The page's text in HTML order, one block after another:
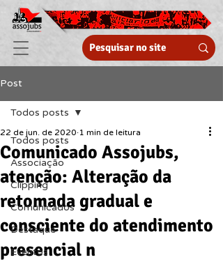
Post
Todos posts
Associação
Clipping
Comunicados
Destaque
Eventos
Todos posts
Comunicado Assojubs,
atenção: Alteração da
retomada gradual e
consciente do atendimento
presencial n
22 de jun. de 2020 1 min de leitura